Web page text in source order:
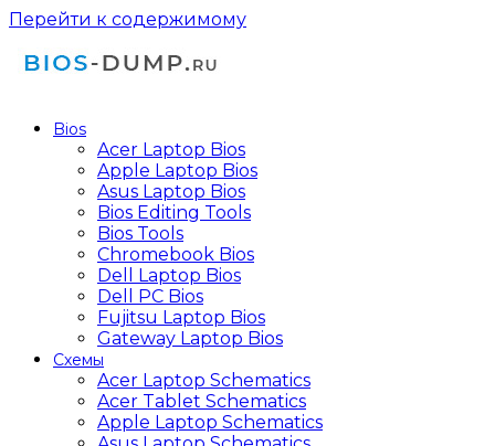
Перейти к содержимому
Bios
Acer Laptop Bios
Apple Laptop Bios
Asus Laptop Bios
Bios Editing Tools
Bios Tools
Chromebook Bios
Dell Laptop Bios
Dell PC Bios
Fujitsu Laptop Bios
Gateway Laptop Bios
Схемы
Acer Laptop Schematics
Acer Tablet Schematics
Apple Laptop Schematics